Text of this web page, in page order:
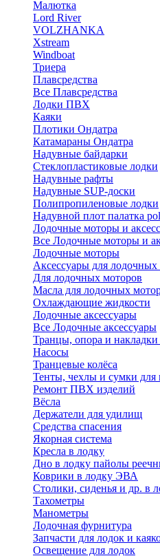
Малютка
Lord River
VOLZHANKA
Xstream
Windboat
Триера
Плавсредства
Все Плавсредства
Лодки ПВХ
Каяки
Плотики Ондатра
Катамараны Ондатра
Надувные байдарки
Стеклопластиковые лодки
Надувные рафты
Надувные SUP-доски
Полипропиленовые лодки
Надувной плот палатка
Лодочные моторы и
Все Лодочные моторы и
Лодочные моторы
Аксессуары для лодочных
Для лодочных моторов
Масла для лодочных
Охлаждающие жидкости
Лодочные аксессуары
Все Лодочные аксессуары
Транцы, опора и
Насосы
Транцевые колёса
Тенты, чехлы и сумки для
Ремонт ПВХ изделий
Вёсла
Держатели для удилищ
Средства спасения
Якорная система
Кресла в лодку
Дно в лодку пайолы
Коврики в лодку ЭВА
Столики, сиденья и др. в
Тахометры
Манометры
Лодочная фурнитура
Запчасти для лодок и
Освещение для лодок